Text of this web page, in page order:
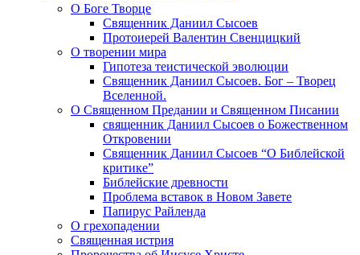
О Боге Творце
Священник Даниил Сысоев
Протоиерей Валентин Свенцицкий
О творении мира
Гипотеза теистической эволюции
Священник Даниил Сысоев. Бог – Творец
Вселенной.
О Священном Предании и Священном Писании
священник Даниил Сысоев о Божественном
Откровении
Священник Даниил Сысоев “О Библейской
критике”
Библейские древности
Проблема вставок в Новом Завете
Папирус Райленда
О грехопадении
Священная истрия